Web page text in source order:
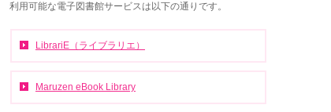
利用可能な電子図書館サービスは以下の通りです。
LibrariE（ライブラリエ）
Maruzen eBook Library